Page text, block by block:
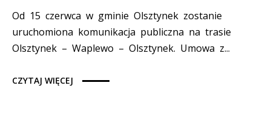
Od 15 czerwca w gminie Olsztynek zostanie
uruchomiona komunikacja publiczna na trasie
Olsztynek – Waplewo – Olsztynek. Umowa z...
CZYTAJ WIĘCEJ